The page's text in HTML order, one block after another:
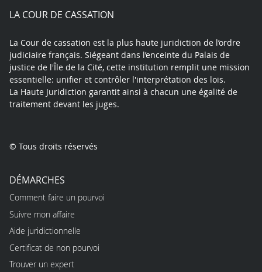
LA COUR DE CASSATION
La Cour de cassation est la plus haute juridiction de l’ordre
judiciaire français. Siégeant dans l’enceinte du Palais de
justice de l'Île de la Cité, cette institution remplit une mission
essentielle: unifier et contrôler l'interprétation des lois.
La Haute Juridiction garantit ainsi à chacun une égalité de
traitement devant les juges.
© Tous droits réservés
DÉMARCHES
Comment faire un pourvoi
Suivre mon affaire
Aide juridictionnelle
Certificat de non pourvoi
Trouver un expert